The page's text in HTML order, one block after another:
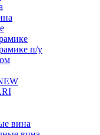
п/у
вина